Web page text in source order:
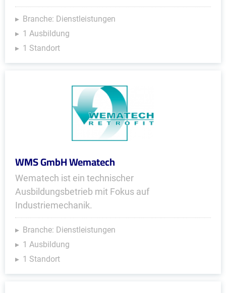
Branche: Dienstleistungen
1 Ausbildung
1 Standort
WMS GmbH Wematech
Wematech ist ein technischer
Ausbildungsbetrieb mit Fokus auf
Industriemechanik.
Branche: Dienstleistungen
1 Ausbildung
1 Standort